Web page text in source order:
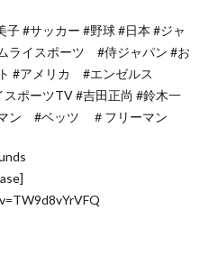
#サッカー #野球 #日本 #ジャ
ライスポーツ #侍ジャパン #お
#アメリカ #エンゼルス
ポーツTV #吉田正尚 #鈴木一
ン #ベッツ ＃フリーマン